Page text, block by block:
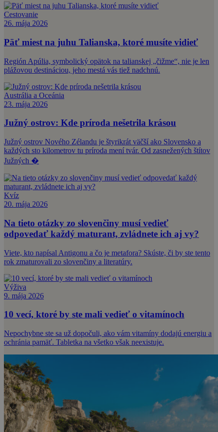
Cestovanie
26. mája 2026
Päť miest na juhu Talianska, ktoré musíte vidieť
Región Apúlia, symbolický opätok na talianskej „čižme“, nie je len
plážovou destináciou, jeho mestá vás tiež nadchnú.
Austrália a Oceánia
23. mája 2026
Južný ostrov: Kde príroda nešetrila krásou
Južný ostrov Nového Zélandu je štyrikrát väčší ako Slovensko a
každých sto kilometrov tu príroda mení tvár. Od zasnežených štítov
Južných �
Kvíz
20. mája 2026
Na tieto otázky zo slovenčiny musí vedieť
odpovedať každý maturant, zvládnete ich aj vy?
Viete, kto napísal Antigonu a čo je metafora? Skúste, či by ste tento
rok zmaturovali zo slovenčiny a literatúry.
Výživa
9. mája 2026
10 vecí, ktoré by ste mali vedieť o vitamínoch
Nepochybne ste sa už dopočuli, ako vám vitamíny dodajú energiu a
ochránia pamäť. Tabletka na všetko však neexistuje.